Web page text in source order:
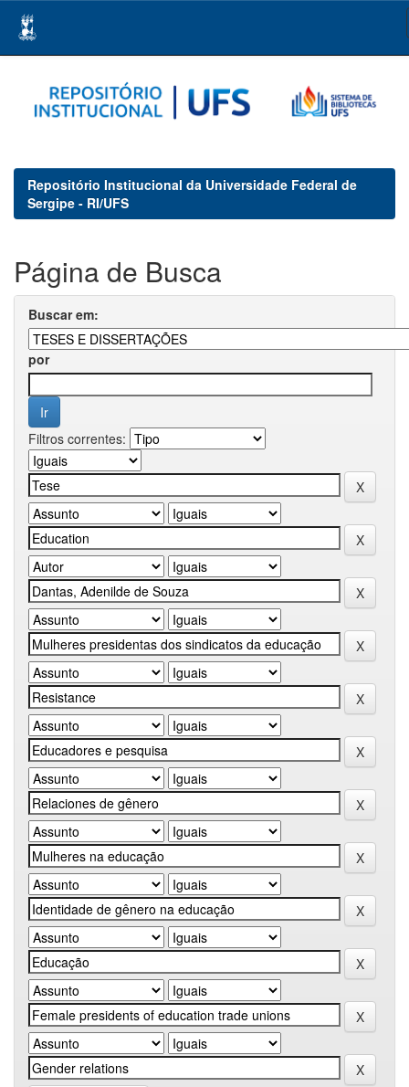
navigation
Repositório Institucional da Universidade Federal de
Sergipe - RI/UFS
Página de Busca
Buscar em:
por
Filtros correntes: